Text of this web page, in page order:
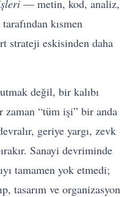
— metin, kod, analiz,
kısmen
strateji eskisinden daha
değil, bir kalıbı
zaman “tüm işi” bir anda
geriye yargı, zevk
Sanayi devriminde
tamamen yok etmedi;
tasarım ve organizasyon